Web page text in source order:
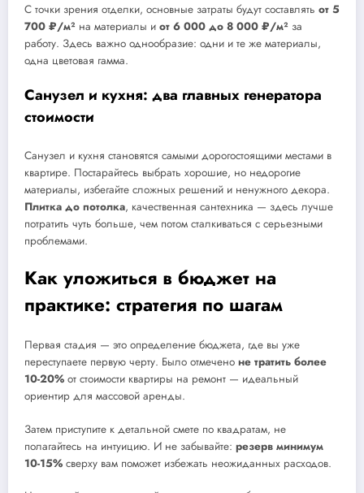
С точки зрения отделки, основные затраты будут составлять от 5
700 ₽/м² на материалы и от 6 000 до 8 000 ₽/м² за
работу. Здесь важно однообразие: одни и те же материалы,
одна цветовая гамма.
Санузел и кухня: два главных генератора
стоимости
Санузел и кухня становятся самыми дорогостоящими местами в
квартире. Постарайтесь выбрать хорошие, но недорогие
материалы, избегайте сложных решений и ненужного декора.
Плитка до потолка, качественная сантехника — здесь лучше
потратить чуть больше, чем потом сталкиваться с серьезными
проблемами.
Как уложиться в бюджет на
практике: стратегия по шагам
Первая стадия — это определение бюджета, где вы уже
переступаете первую черту. Было отмечено не тратить более
10-20% от стоимости квартиры на ремонт — идеальный
ориентир для массовой аренды.
Затем приступите к детальной смете по квадратам, не
полагайтесь на интуицию. И не забывайте: резерв минимум
10-15% сверху вам поможет избежать неожиданных расходов.